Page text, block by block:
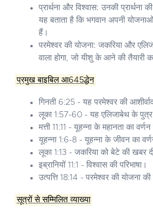
प्रार्थना और विश्वास: उनकी प्रार्थना
यह बताता है कि भगवान अपनी
हैं।
परमेश्वर की योजना: जकरिया और
वाला होगा, जो यीशु के आने की तैयारी
प्रमुख बाइबिल आ645द्धेन
गिनती 6:25 - यह परमेश्वर की
लूका 1:57-60 - यह एलिजाबेथ के पुत्र
मत्ती 11:11 - यूहन्ना के महानता का
यूहन्ना 1:6-8 - यूहन्ना के जीवन का
लूका 1:13 - जकरिया को बेटे की खबर
इब्रानियों 11:1 - विश्वास की परिभाषा।
उत्पत्ति 18:14 - परमेश्वर की योजना की
सूत्रों से सम्मिलित व्याख्या